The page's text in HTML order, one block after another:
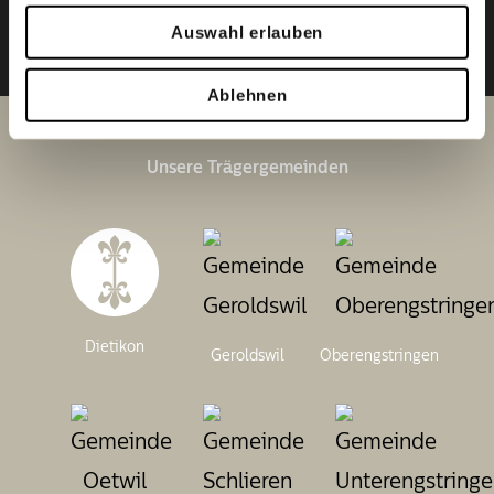
Auswahl erlauben
Ablehnen
Anfahrt Kartenapp öffnen
Unsere Trägergemeinden
Dietikon Geroldswil Oberengstringen